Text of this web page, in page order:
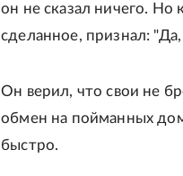
он не сказал ничего. Но
сделанное, признал:
Он верил, что свои не
обмен на пойманных
быстро.